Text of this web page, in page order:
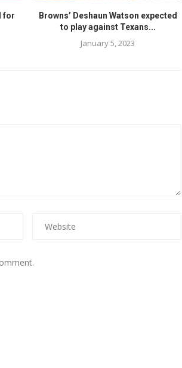
for
Browns’ Deshaun Watson expected
to play against Texans...
January 5, 2023